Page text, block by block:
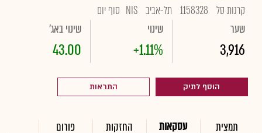
קרנות סל 1158328 תל-אביב NIS סוף יום
שער
3,916
שינוי
+1.11%
שינוי באג'
43.00
הוסף לתיק התראות
תמצית עסקאות החזקות פורום